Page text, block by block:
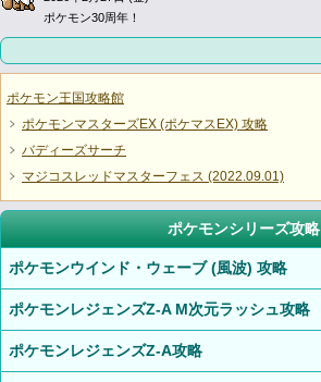
ポケモン30周年！
ポケモン王国攻略館
ポケモンマスターズEX (ポケマスEX) 攻略
バディーズサーチ
マジコスレッドマスターフェス (2022.09.01)
ポケモンシリーズ攻略
ポケモンウインド・ウェーブ (風波) 攻略
ポケモンレジェンズZ-A M次元ラッシュ攻略
ポケモンレジェンズZ-A攻略